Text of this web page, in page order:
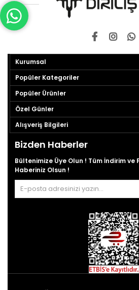
Kurumsal
Popüler Kategoriler
Popüler Ürünler
Özel Günler
Alışveriş Bilgileri
Bizden Haberler
Bültenimize Üye Olun ! Tüm İndirim ve
Haberiniz Olsun !